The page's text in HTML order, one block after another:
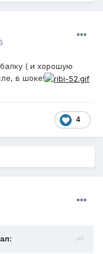
( и хорошую
в шоке!
4